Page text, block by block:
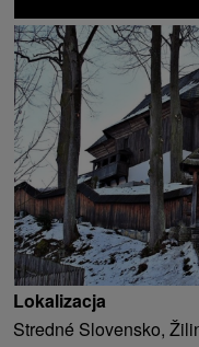
Lokalizacja
Stredné Slovensko,